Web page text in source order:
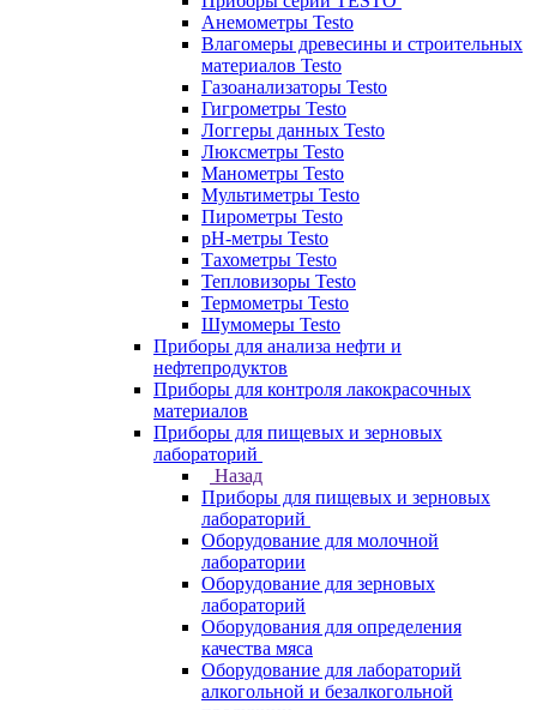
Анемометры Testo
Влагомеры древесины и строительных
материалов Testo
Газоанализаторы Testo
Гигрометры Testo
Логгеры данных Testo
Люксметры Testo
Манометры Testo
Мультиметры Testo
Пирометры Testo
pH-метры Testo
Тахометры Testo
Тепловизоры Testo
Термометры Testo
Шумомеры Testo
Приборы для анализа нефти и
нефтепродуктов
Приборы для контроля лакокрасочных
материалов
Приборы для пищевых и зерновых
лабораторий
Назад
Приборы для пищевых и зерновых
лабораторий
Оборудование для молочной
лаборатории
Оборудование для зерновых
лабораторий
Оборудования для определения
качества мяса
Оборудование для лабораторий
алкогольной и безалкогольной